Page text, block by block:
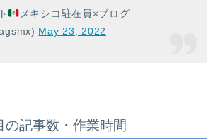
メキシコ駐在員×ブログ
May 23, 2022
の記事数・作業時間